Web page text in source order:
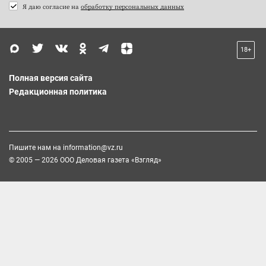
Я даю согласие на обработку персональных данных
18+
Полная версия сайта
Редакционная политика
Пишите нам на information@vz.ru
© 2005 — 2026 ООО Деловая газета «Взгляд»